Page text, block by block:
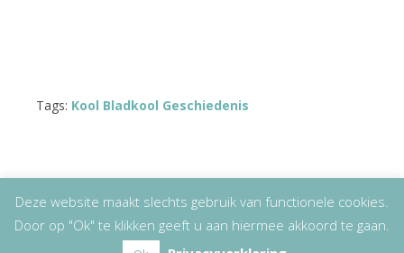
Tags: Kool Bladkool Geschiedenis
Copyright© 2026Lizet Kruyff| Disclaimer
Deze website maakt slechts gebruik van functionele cookies.
Door op "Ok" te klikken geeft u aan hiermee akkoord te gaan.